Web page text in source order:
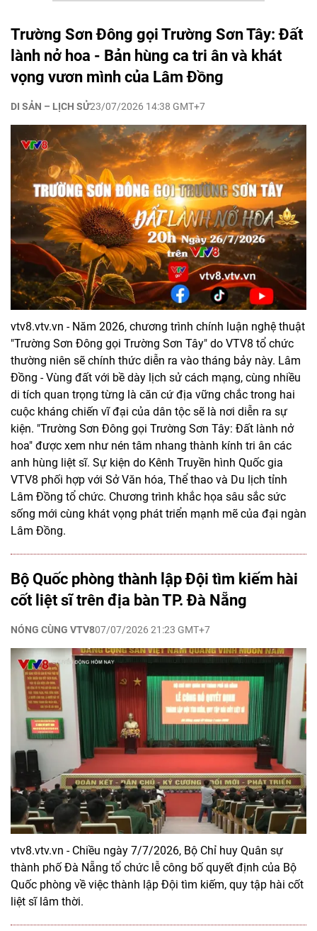
Trường Sơn Đông gọi Trường Sơn Tây: Đất
lành nở hoa - Bản hùng ca tri ân và khát
vọng vươn mình của Lâm Đồng
DI SẢN – LỊCH SỬ23/07/2026 14:38 GMT+7
vtv8.vtv.vn - Năm 2026, chương trình chính luận nghệ thuật
"Trường Sơn Đông gọi Trường Sơn Tây" do VTV8 tổ chức
thường niên sẽ chính thức diễn ra vào tháng bảy này. Lâm
Đồng - Vùng đất với bề dày lịch sử cách mạng, cùng nhiều
di tích quan trọng từng là căn cứ địa vững chắc trong hai
cuộc kháng chiến vĩ đại của dân tộc sẽ là nơi diễn ra sự
kiện. "Trường Sơn Đông gọi Trường Sơn Tây: Đất lành nở
hoa" được xem như nén tâm nhang thành kính tri ân các
anh hùng liệt sĩ. Sự kiện do Kênh Truyền hình Quốc gia
VTV8 phối hợp với Sở Văn hóa, Thể thao và Du lịch tỉnh
Lâm Đồng tổ chức. Chương trình khắc họa sâu sắc sức
sống mới cùng khát vọng phát triển mạnh mẽ của đại ngàn
Lâm Đồng.
Bộ Quốc phòng thành lập Đội tìm kiếm hài
cốt liệt sĩ trên địa bàn TP. Đà Nẵng
NÓNG CÙNG VTV807/07/2026 21:23 GMT+7
vtv8.vtv.vn - Chiều ngày 7/7/2026, Bộ Chỉ huy Quân sự
thành phố Đà Nẵng tổ chức lễ công bố quyết định của Bộ
Quốc phòng về việc thành lập Đội tìm kiếm, quy tập hài cốt
liệt sĩ lâm thời.